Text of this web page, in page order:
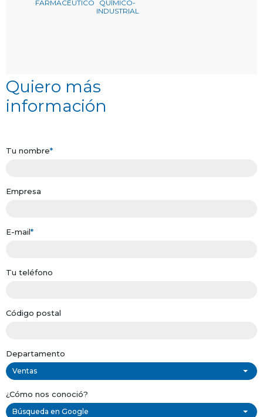
FARMACÉUTICO
QUÍMICO-
INDUSTRIAL
Quiero más
información
Tu nombre*
Empresa
E-mail*
Tu teléfono
Código postal
Departamento
Ventas
¿Cómo nos conoció?
Búsqueda en Google